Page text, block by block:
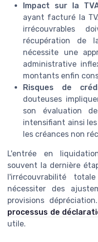
Impact sur la
ayant facturé la
irrécouvrables
récupération de
nécessite une
administrative
montants enfin
Risques de
douteuses
son évaluation
intensifiant ainsi
les créances non
L'entrée en
souvent la dernière
l'irrécouvrabilité
nécessiter des
provisions
processus de
utile.